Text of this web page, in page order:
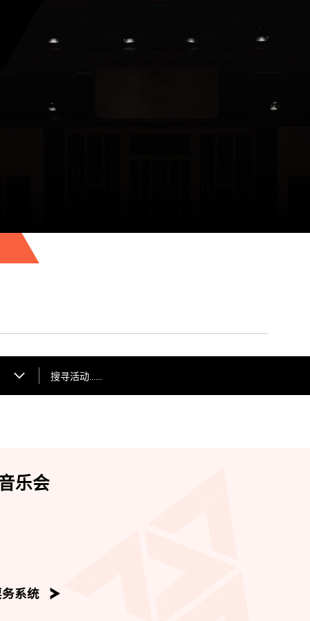
搜寻活动……
乐会
系统